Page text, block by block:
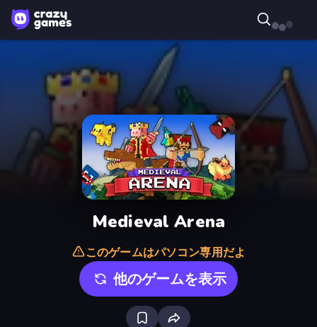
Medieval Arena
このゲームはパソコン専用だよ
他のゲームを表示